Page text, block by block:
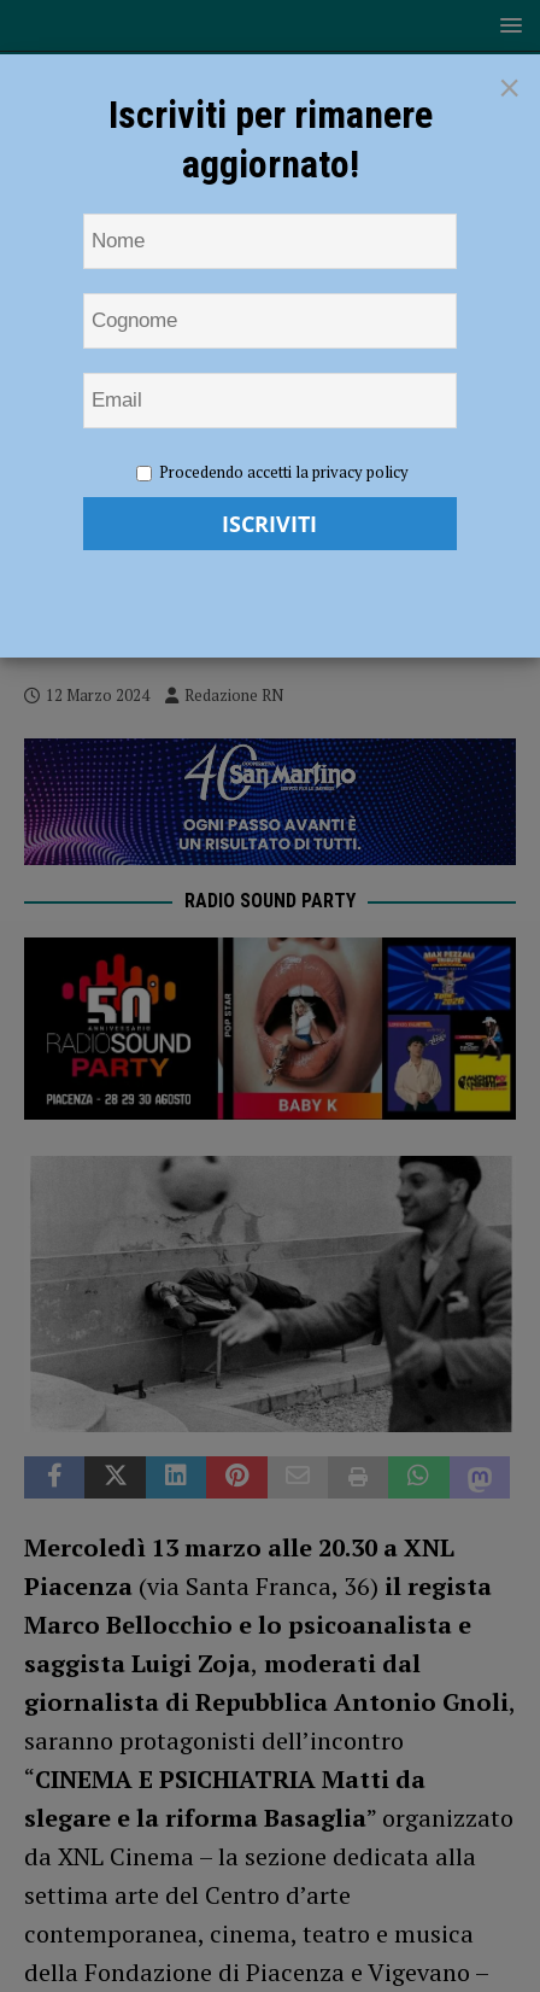
Cinema, incontro con Marco Bellocchio e Zoja per il docufilm”Matti da
slegare” il 13 marzo
XNL Cinema, incontro con Marco
12 Marzo 2024 Redazione RN
RADIO SOUND PARTY
Mercoledì 13 marzo alle 20.30 a XNL
Piacenza (via Santa Franca, 36) il regista
Marco Bellocchio e lo psicoanalista e
saggista Luigi Zoja, moderati dal
giornalista di Repubblica Antonio Gnoli,
saranno protagonisti dell’incontro
“CINEMA E PSICHIATRIA Matti da
slegare e la riforma Basaglia” organizzato
da XNL Cinema – la sezione dedicata alla
settima arte del Centro d’arte
contemporanea, cinema, teatro e musica
della Fondazione di Piacenza e Vigevano –
×
Iscriviti per rimanere
aggiornato!
Procedendo accetti la privacy policy